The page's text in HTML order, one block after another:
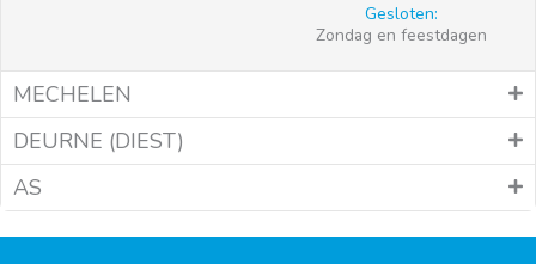
Gesloten:
Zondag en feestdagen
MECHELEN
DEURNE (DIEST)
AS